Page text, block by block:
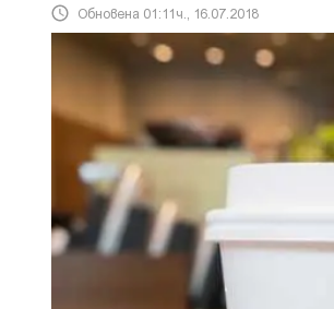
Обновена 01:11ч., 16.07.2018